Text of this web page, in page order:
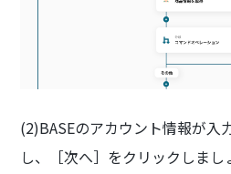
(2)BASEのアカウント情報が入
し、［次へ］をクリックしまし